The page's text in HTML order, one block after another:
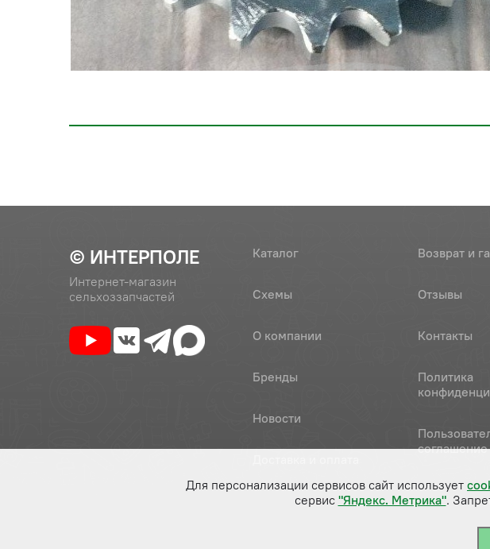
© ИНТЕРПОЛЕ
Интернет-магазин
сельхоззапчастей
Каталог
Схемы
О компании
Бренды
Новости
Возврат и
Отзывы
Контакты
Политика
соглашение
Для персонализации сервисов сайт использует
сервис "Яндекс. Метрика".